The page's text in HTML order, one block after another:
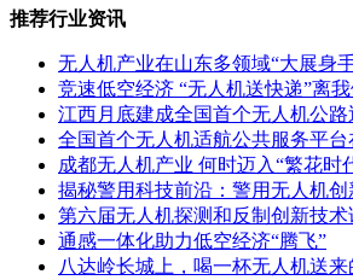
推荐行业资讯
无人机产业在山东多领域“大展身
竞速低空经济 “无人机送快递”离
江西月底建成全国首个无人机公路
全国首个无人机适航公共服务平台
成都无人机产业 何时迈入“繁花时
揭秘警用科技前沿：警用无人机创
第六届无人机探测和反制创新技
通感一体化助力低空经济“腾飞”
八达岭长城上，喝一杯无人机送来